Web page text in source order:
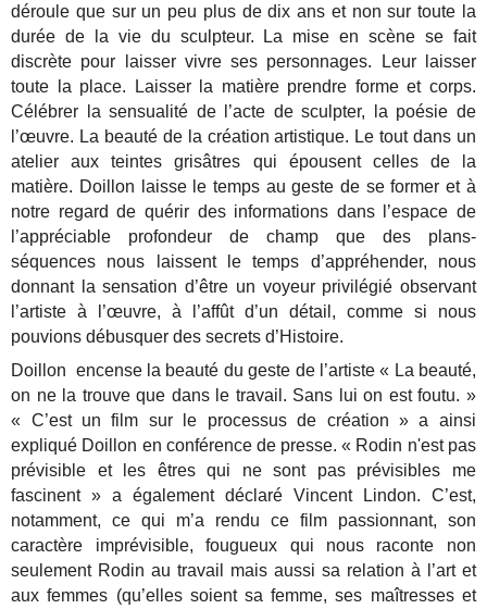
déroule que sur un peu plus de dix ans et non sur toute la
durée de la vie du sculpteur. La mise en scène se fait
discrète pour laisser vivre ses personnages. Leur laisser
toute la place. Laisser la matière prendre forme et corps.
Célébrer la sensualité de l’acte de sculpter, la poésie de
l’œuvre. La beauté de la création artistique. Le tout dans un
atelier aux teintes grisâtres qui épousent celles de la
matière. Doillon laisse le temps au geste de se former et à
notre regard de quérir des informations dans l’espace de
l’appréciable profondeur de champ que des plans-
séquences nous laissent le temps d’appréhender, nous
donnant la sensation d’être un voyeur privilégié observant
l’artiste à l’œuvre, à l’affût d’un détail, comme si nous
pouvions débusquer des secrets d’Histoire.
Doillon encense la beauté du geste de l’artiste « La beauté,
on ne la trouve que dans le travail. Sans lui on est foutu. »
« C’est un film sur le processus de création » a ainsi
expliqué Doillon en conférence de presse. « Rodin n'est pas
prévisible et les êtres qui ne sont pas prévisibles me
fascinent » a également déclaré Vincent Lindon. C’est,
notamment, ce qui m’a rendu ce film passionnant, son
caractère imprévisible, fougueux qui nous raconte non
seulement Rodin au travail mais aussi sa relation à l’art et
aux femmes (qu’elles soient sa femme, ses maîtresses et